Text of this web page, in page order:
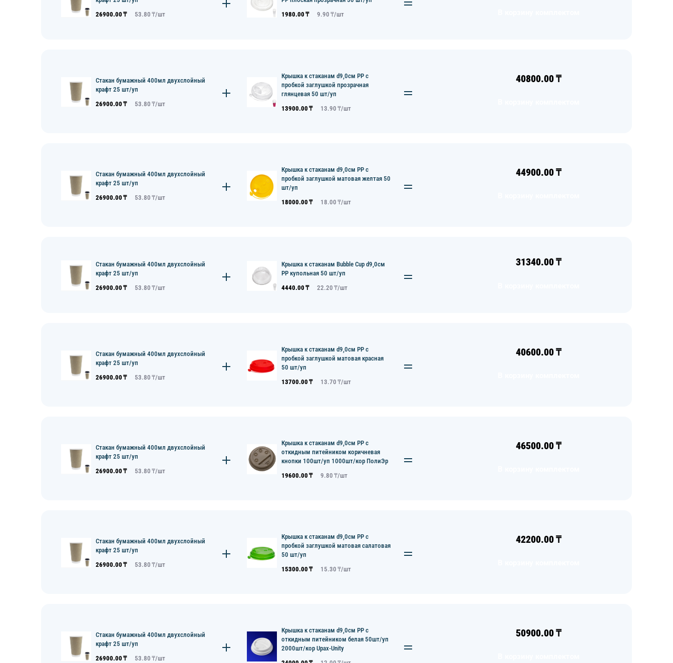
26900.00 ₸ 53.80 ₸/шт
1980.00 ₸ 9.90 ₸/шт
Стакан бумажный 400мл двухслойный
крафт 25 шт/уп
26900.00 ₸ 53.80 ₸/шт
Крышка к стаканам d9,0см PP с
пробкой заглушкой прозрачная
глянцевая 50 шт/уп
13900.00 ₸ 13.90 ₸/шт
40800.00₸
Стакан бумажный 400мл двухслойный
крафт 25 шт/уп
26900.00 ₸ 53.80 ₸/шт
Крышка к стаканам d9,0см PP с
пробкой заглушкой матовая желтая 50
шт/уп
18000.00 ₸ 18.00 ₸/шт
44900.00₸
Стакан бумажный 400мл двухслойный
крафт 25 шт/уп
26900.00 ₸ 53.80 ₸/шт
Крышка к стаканам Bubble Cup d9,0см
PP купольная 50 шт/уп
4440.00 ₸ 22.20 ₸/шт
31340.00₸
Стакан бумажный 400мл двухслойный
крафт 25 шт/уп
26900.00 ₸ 53.80 ₸/шт
Крышка к стаканам d9,0см PP с
пробкой заглушкой матовая красная
50 шт/уп
13700.00 ₸ 13.70 ₸/шт
40600.00₸
Стакан бумажный 400мл двухслойный
крафт 25 шт/уп
26900.00 ₸ 53.80 ₸/шт
Крышка к стаканам d9,0см PP с
откидным питейником коричневая
кнопки 100шт/уп 1000шт/кор ПолиЭр
19600.00 ₸ 9.80 ₸/шт
46500.00₸
Стакан бумажный 400мл двухслойный
крафт 25 шт/уп
26900.00 ₸ 53.80 ₸/шт
Крышка к стаканам d9,0см PP с
пробкой заглушкой матовая салатовая
50 шт/уп
15300.00 ₸ 15.30 ₸/шт
42200.00₸
Стакан бумажный 400мл двухслойный
крафт 25 шт/уп
26900.00 ₸ 53.80 ₸/шт
Крышка к стаканам d9,0см PP с
откидным питейником белая 50шт/уп
2000шт/кор Upax-Unity
50900.00₸